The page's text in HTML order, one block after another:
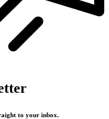
to your inbox.